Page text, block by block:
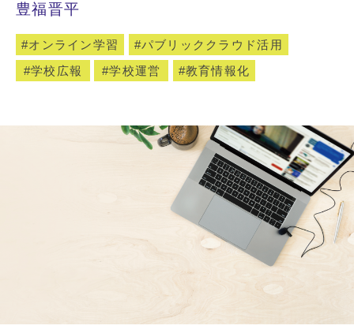
豊福晋平
オンライン学習
パブリッククラウド活用
学校広報
学校運営 教育情報化